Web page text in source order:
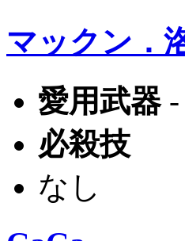
マックン．
愛用武器-
必殺技
なし